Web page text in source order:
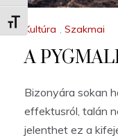
Betűméret váltása
Kultúra , Szakmai
A
Bizonyára sokan
effektusról, talán
jelenthet ez a